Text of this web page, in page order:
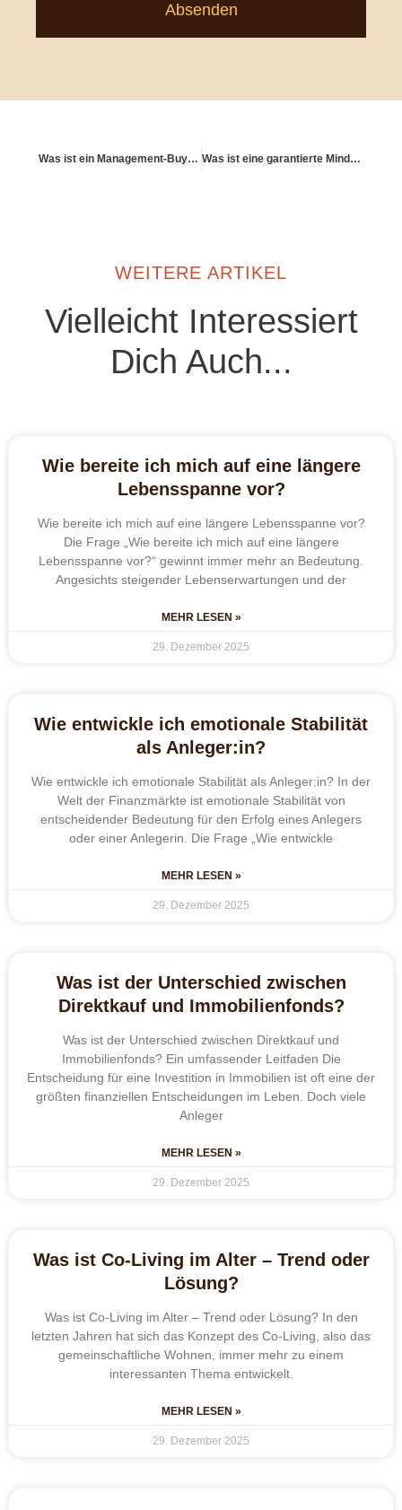
Absenden
Was ist ein Management-Buy-Out? Was ist eine garantierte Mindestrente – und wie wirkt sie sich aus?
WEITERE ARTIKEL
Vielleicht Interessiert
Dich Auch...
Wie bereite ich mich auf eine längere
Lebensspanne vor?
Wie bereite ich mich auf eine längere Lebensspanne vor?
Die Frage „Wie bereite ich mich auf eine längere
Lebensspanne vor?“ gewinnt immer mehr an Bedeutung.
Angesichts steigender Lebenserwartungen und der
MEHR LESEN »
29. Dezember 2025
Wie entwickle ich emotionale Stabilität
als Anleger:in?
Wie entwickle ich emotionale Stabilität als Anleger:in? In der
Welt der Finanzmärkte ist emotionale Stabilität von
entscheidender Bedeutung für den Erfolg eines Anlegers
oder einer Anlegerin. Die Frage „Wie entwickle
MEHR LESEN »
29. Dezember 2025
Was ist der Unterschied zwischen
Direktkauf und Immobilienfonds?
Was ist der Unterschied zwischen Direktkauf und
Immobilienfonds? Ein umfassender Leitfaden Die
Entscheidung für eine Investition in Immobilien ist oft eine der
größten finanziellen Entscheidungen im Leben. Doch viele
Anleger
MEHR LESEN »
29. Dezember 2025
Was ist Co-Living im Alter – Trend oder
Lösung?
Was ist Co-Living im Alter – Trend oder Lösung? In den
letzten Jahren hat sich das Konzept des Co-Living, also das
gemeinschaftliche Wohnen, immer mehr zu einem
interessanten Thema entwickelt.
MEHR LESEN »
29. Dezember 2025